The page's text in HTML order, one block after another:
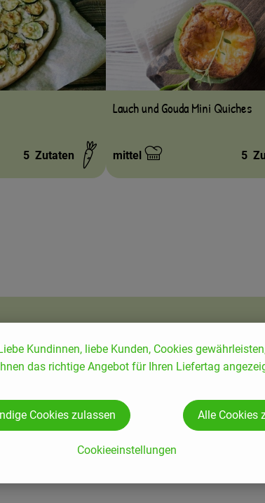
5 Zutaten
Lauch und Gouda Mini Quiches
Schwierigkeit:
mittel 5
Kundinnen, liebe Kunden, Cookies
das richtige Angebot für Ihren Liefertag
Cookieeinstellungen
Cookies zulassen Alle Cookies